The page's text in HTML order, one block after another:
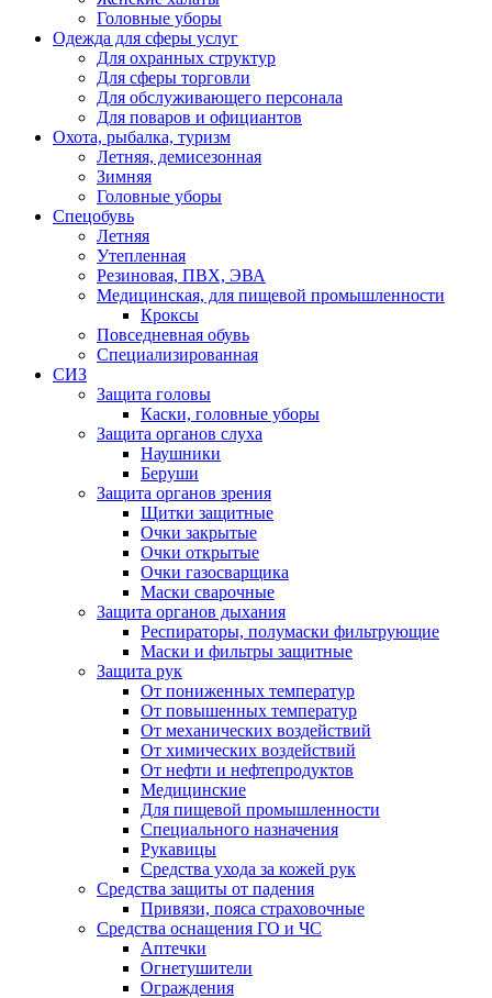
Головные уборы
Одежда для сферы услуг
Для охранных структур
Для сферы торговли
Для обслуживающего персонала
Для поваров и официантов
Охота, рыбалка, туризм
Летняя, демисезонная
Зимняя
Головные уборы
Спецобувь
Летняя
Утепленная
Резиновая, ПВХ, ЭВА
Медицинская, для пищевой промышленности
Кроксы
Повседневная обувь
Специализированная
СИЗ
Защита головы
Каски, головные уборы
Защита органов слуха
Наушники
Беруши
Защита органов зрения
Щитки защитные
Очки закрытые
Очки открытые
Очки газосварщика
Маски сварочные
Защита органов дыхания
Респираторы, полумаски фильтрующие
Маски и фильтры защитные
Защита рук
От пониженных температур
От повышенных температур
От механических воздействий
От химических воздействий
От нефти и нефтепродуктов
Медицинские
Для пищевой промышленности
Специального назначения
Рукавицы
Средства ухода за кожей рук
Средства защиты от падения
Привязи, пояса страховочные
Средства оснащения ГО и ЧС
Аптечки
Огнетушители
Ограждения